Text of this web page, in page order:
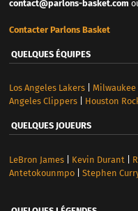
contact@parlons-basket.com
Contacter Parlons Basket
QUELQUES ÉQUIPES
Los Angeles Lakers| Milwaukee
Angeles Clippers| Houston
QUELQUES JOUEURS
LeBron James| Kevin Durant
Antetokounmpo| Stephen